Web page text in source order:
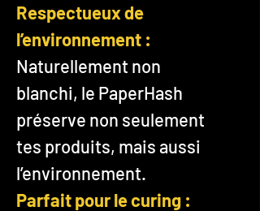
Respectueux de
l’environnement :
Naturellement non
blanchi, le PaperHash
préserve non seulement
tes produits, mais aussi
l’environnement.
Parfait pour le curing :